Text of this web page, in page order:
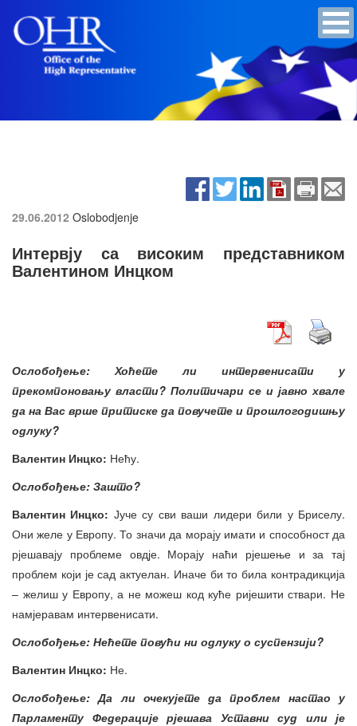
29.06.2012 Oslobodjenje
Интервју са високим представником
Валентином Инцком
Ослобођење: Хоћете ли интервенисати у
прекомпоновању власти? Политичари се и јавно хвале
да на Вас врше притиске да повучете и прошлогодишњу
одлуку?
Валентин Инцко: Нећу.
Ослобођење: Зашто?
Валентин Инцко: Јуче су сви ваши лидери били у Бриселу.
Они желе у Европу. То значи да морају имати и способност да
рјешавају проблеме овдје. Морају наћи рјешење и за тај
проблем који је сад актуелан. Иначе би то била контрадикција
– желиш у Европу, а не можеш код куће ријешити ствари. Не
намјеравам интервенисати.
Ослобођење: Нећете повући ни одлуку о суспензији?
Валентин Инцко: Не.
Ослобођење: Да ли очекујете да проблем настао у
Парламенту Федерације рјешава Уставни суд или је